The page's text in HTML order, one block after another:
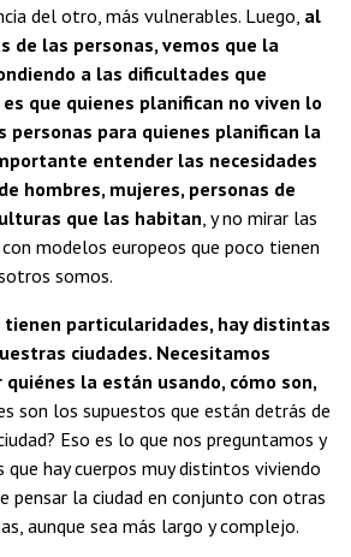
del otro, más vulnerables. Luego, al
de las personas, vemos que la
a las dificultades que
que quienes planifican no viven lo
personas para quienes planifican la
entender las necesidades
hombres, mujeres, personas de
que las habitan , y no mirar las
con modelos europeos que poco tienen
somos.
particularidades, hay distintas
ciudades. Necesitamos
la están usando, cómo son,
son los supuestos que están detrás de
Eso es lo que nos preguntamos y
que hay cuerpos muy distintos viviendo
pensar la ciudad en conjunto con otras
aunque sea más largo y complejo.